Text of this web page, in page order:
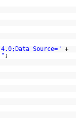
Source=" +
;